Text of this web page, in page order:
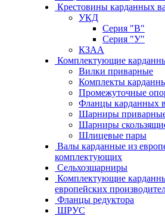
Крестовины карданных
УКД
Серия "В"
Серия "У"
КЗАА
Комплектующие
Вилки приварные
Комплекты
Промежуточные
Фланцы карданных
Шарниры
Шарниры
Шлицевые пары
Валы карданные из
комплектующих
Сельхозшарниры
Комплектующие
европейских
Фланцы редуктора
ШРУС